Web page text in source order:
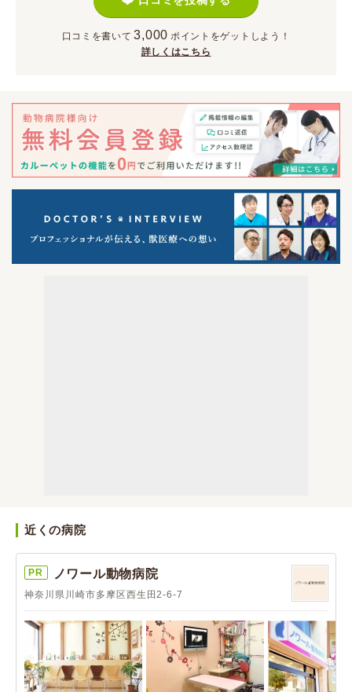
口コミを書いて 3,000 ポイント をゲットしよう！
詳しくはこちら
近くの病院
PR ノワール動物病院
神奈川県川崎市多摩区西生田2-6-7